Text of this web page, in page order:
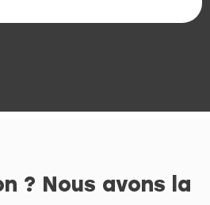
? Nous avons la